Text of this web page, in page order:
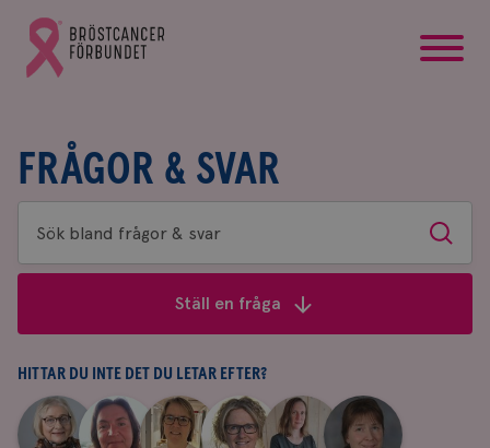
Gå
till
Bröstcancerförbundets
FRÅGOR & SVAR
Sök
bland
&
svar
Sök
Ställ en fråga
HITTAR DU INTE DET DU LETAR EFTER?
Aina
|
Anne
Fredrika
|
Jeanette
|
Maria
|
Yvette